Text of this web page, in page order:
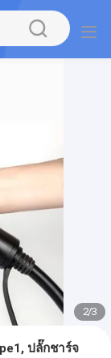
2/3
ปลั๊กชาร์จ